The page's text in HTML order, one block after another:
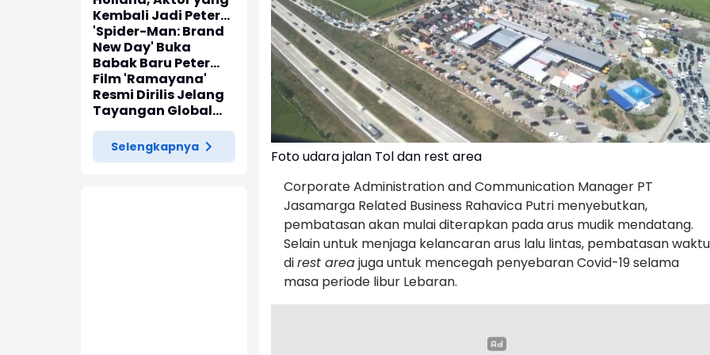
Kembali Jadi Peter
Parker di 'Spider-
Man: Brand New Day'
'Spider-Man: Brand
New Day' Buka
Babak Baru Peter
Parker di Marvel
Cinematic Universe
Film 'Ramayana'
Resmi Dirilis Jelang
Tayangan Global
pada November
2026
Selengkapnya
Foto udara jalan Tol dan rest area
Corporate Administration and Communication Manager PT
Jasamarga Related Business Rahavica Putri menyebutkan,
pembatasan akan mulai diterapkan pada arus mudik mendatang.
Selain untuk menjaga kelancaran arus lalu lintas, pembatasan waktu
direst areajuga untuk mencegah penyebaran Covid-19 selama
masa periode libur Lebaran.